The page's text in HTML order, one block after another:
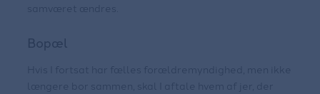
samværet ændres.
Bopæl
Hvis I fortsat har fælles forældremyndighed, men ikke
længere bor sammen, skal I aftale hvem af jer, der